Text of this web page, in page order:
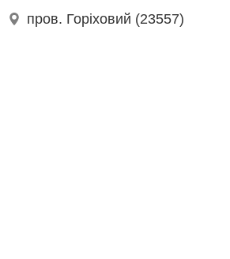
пров. Горіховий (23557)